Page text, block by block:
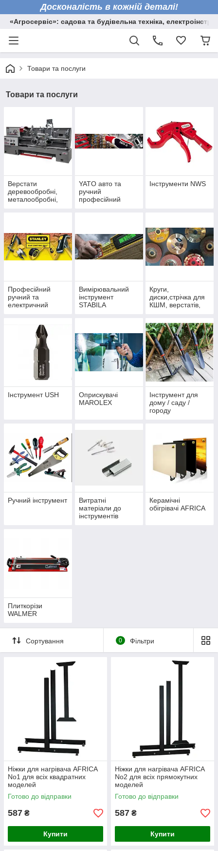
Досконалість в кожній деталі!
«Агросервіс»: садова та будівельна техніка,
Товари та послуги
Товари та послуги
Верстати
деревообробні,
металообробні,
YATO авто та
ручний
професійний
Інструменти NWS
Професійний
ручний та
електричний
Вимірювальний
інструмент
STABILA
Круги,
диски,стрічка для
КШМ, верстатів,
Інструмент USH
Оприскувачі
MAROLEX
Інструмент для
дому / саду /
городу
Ручний інструмент
Витратні
матеріали до
інструментів
Керамічні
обігрівачі AFRICA
Плиткорізи
WALMER
Сортування 0 Фільтри
Ніжки для нагрівача AFRICA
No1 для всіх квадратних
моделей
Готово до відправки
587 ₴
Купити
Ніжки для нагрівача AFRICA
No2 для всіх прямокутних
моделей
Готово до відправки
587 ₴
Купити